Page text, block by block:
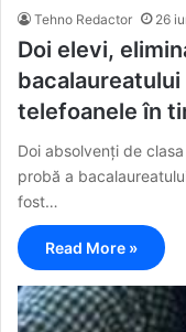
Tehno Redactor 26
Doi elevi,
telefoanele în
Doi absolvenți de
probă a
fost…
Read More »